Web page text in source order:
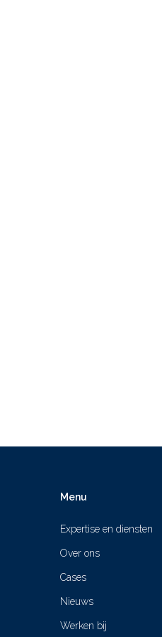
Menu
Expertise en diensten
Over ons
Cases
Nieuws
Werken bij